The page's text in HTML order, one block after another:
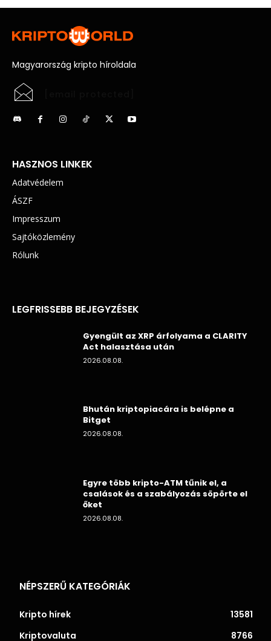
Magyarország kripto híroldala
HASZNOS LINKEK
Adatvédelem
ÁSZF
Impresszum
Sajtóközlemény
Rólunk
LEGFRISSEBB BEJEGYZÉSEK
Gyengült az XRP árfolyama a CLARITY
Act halasztása után
2026.08.08.
Bhután kriptopiacára is belépne a
Bitget
2026.08.08.
Egyre több kripto-ATM tűnik el, a
csalások és a szabályozás söpörte el
őket
2026.08.08.
NÉPSZERŰ KATEGÓRIÁK
Kripto hírek
13581
Kriptovaluta
8766